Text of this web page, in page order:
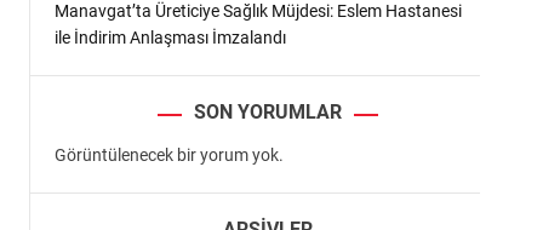
Manavgat’ta Üreticiye Sağlık Müjdesi: Eslem Hastanesi
ile İndirim Anlaşması İmzalandı
SON YORUMLAR
Görüntülenecek bir yorum yok.